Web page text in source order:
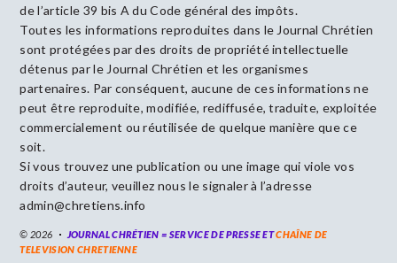
de l’article 39 bis A du Code général des impôts.
Toutes les informations reproduites dans le Journal Chrétien
sont protégées par des droits de propriété intellectuelle
détenus par le Journal Chrétien et les organismes
partenaires. Par conséquent, aucune de ces informations ne
peut être reproduite, modifiée, rediffusée, traduite, exploitée
commercialement ou réutilisée de quelque manière que ce
soit.
Si vous trouvez une publication ou une image qui viole vos
droits d’auteur, veuillez nous le signaler à l’adresse
admin@chretiens.info
© 2026 JOURNAL CHRÉTIEN = SERVICE DE PRESSE ETCHAÎNE DE
TELEVISION CHRETIENNE